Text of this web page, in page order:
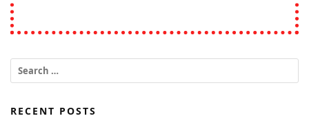
RECENT POSTS